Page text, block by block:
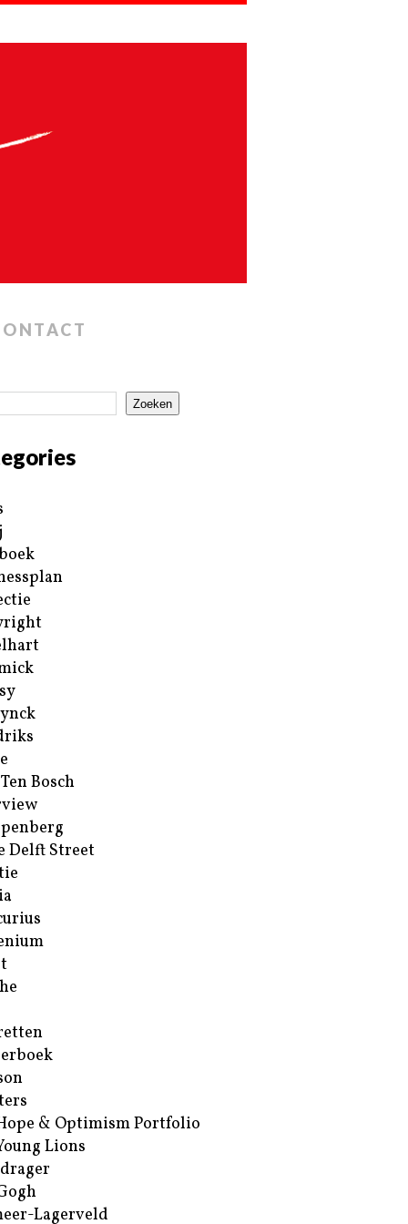
Zoeken
Bosch
Delft Street
& Optimism Portfolio
Lions
Lagerveld